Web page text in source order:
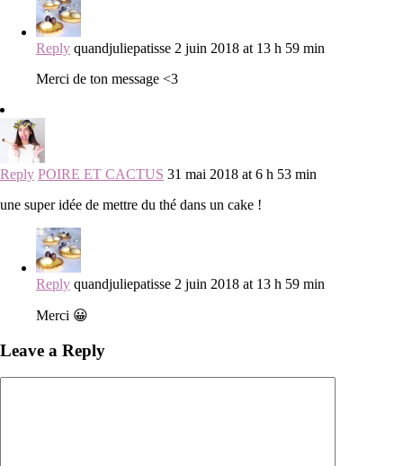
Reply quandjuliepatisse 2 juin 2018 at 13 h 59 min
Merci de ton message <3
Reply POIRE ET CACTUS 31 mai 2018 at 6 h 53 min
une super idée de mettre du thé dans un cake !
Reply quandjuliepatisse 2 juin 2018 at 13 h 59 min
Merci 😀
Leave a Reply